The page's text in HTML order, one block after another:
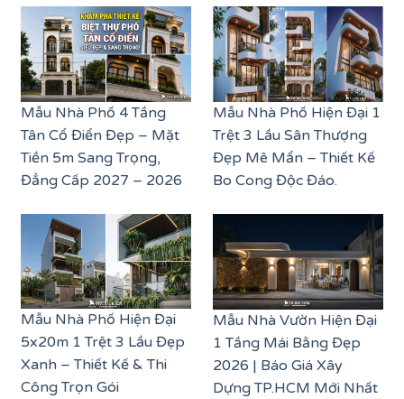
Mẫu Nhà Phố 4 Tầng
Tân Cổ Điển Đẹp – Mặt
Tiền 5m Sang Trọng,
Đẳng Cấp 2027 – 2026
Mẫu Nhà Phố Hiện Đại
5x20m 1 Trệt 3 Lầu Đẹp
Xanh – Thiết Kế & Thi
Công Trọn Gói
Mẫu Nhà Phố Hiện Đại 1
Trệt 3 Lầu Sân Thượng
Đẹp Mê Mẩn – Thiết Kế
Bo Cong Độc Đáo.
Mẫu Nhà Vườn Hiện Đại
1 Tầng Mái Bằng Đẹp
2026 | Báo Giá Xây
Dựng TP.HCM Mới Nhất